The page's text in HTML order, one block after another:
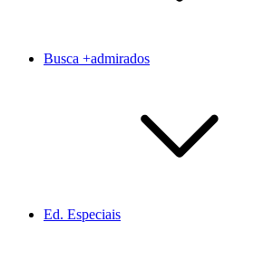
Busca +admirados
Ed. Especiais